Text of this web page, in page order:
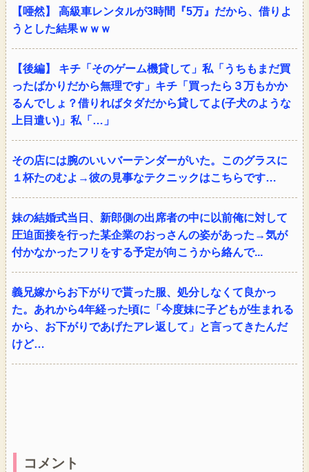
【唖然】 高級車レンタルが3時間『5万』だから、借りよ
うとした結果ｗｗｗ
【後編】 キチ「そのゲーム機貸して」私「うちもまだ買
ったばかりだから無理です」キチ「買ったら３万もかか
るんでしょ？借りればタダだから貸してよ(子犬のような
上目遣い)」私「…」
その店には腕のいいバーテンダーがいた。このグラスに
１杯たのむよ→彼の見事なテクニックはこちらです…
妹の結婚式当日、新郎側の出席者の中に以前俺に対して
圧迫面接を行った某企業のおっさんの姿があった→気が
付かなかったフリをする予定が向こうから絡んで...
義兄嫁からお下がりで貰った服、処分しなくて良かっ
た。あれから4年経った頃に「今度妹に子どもが生まれる
から、お下がりであげたアレ返して」と言ってきたんだ
けど…
コメント